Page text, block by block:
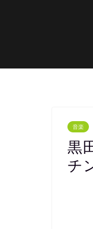
音楽
黒
チ